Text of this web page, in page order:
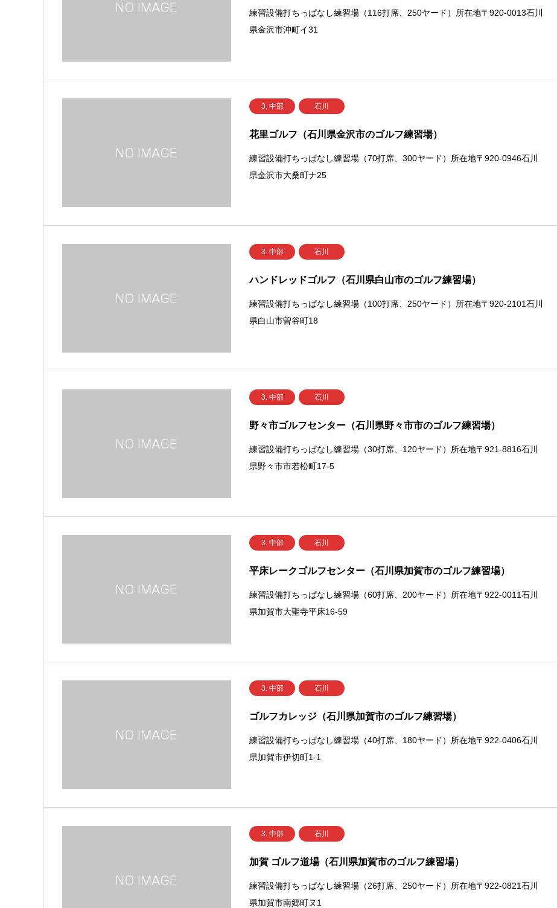
練習設備打ちっぱなし練習場（116打席、250ヤード）所在地〒920-0013石川
県金沢市沖町イ31
3. 中部 石川
花里ゴルフ（石川県金沢市のゴルフ練習場）
練習設備打ちっぱなし練習場（70打席、300ヤード）所在地〒920-0946石川
県金沢市大桑町ナ25
3. 中部 石川
ハンドレッドゴルフ（石川県白山市のゴルフ練習場）
練習設備打ちっぱなし練習場（100打席、250ヤード）所在地〒920-2101石川
県白山市曽谷町18
3. 中部 石川
野々市ゴルフセンター（石川県野々市市のゴルフ練習場）
練習設備打ちっぱなし練習場（30打席、120ヤード）所在地〒921-8816石川
県野々市市若松町17-5
3. 中部 石川
平床レークゴルフセンター（石川県加賀市のゴルフ練習場）
練習設備打ちっぱなし練習場（60打席、200ヤード）所在地〒922-0011石川
県加賀市大聖寺平床16-59
3. 中部 石川
ゴルフカレッジ（石川県加賀市のゴルフ練習場）
練習設備打ちっぱなし練習場（40打席、180ヤード）所在地〒922-0406石川
県加賀市伊切町1-1
3. 中部 石川
加賀 ゴルフ道場（石川県加賀市のゴルフ練習場）
練習設備打ちっぱなし練習場（26打席、250ヤード）所在地〒922-0821石川
県加賀市南郷町ヌ1